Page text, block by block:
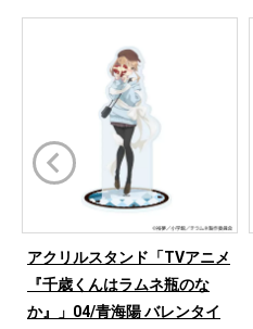
アクリルスタンド「TVアニメ
『千歳くんはラムネ瓶のな
か』」04/青海陽 バレンタイ